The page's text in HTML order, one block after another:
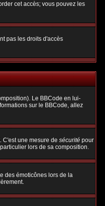
cet accès; vous pouvez les
pas les droits d'accès
Le BBCode en lui-
sur le BBCode, allez
C'est une mesure desécuritépour
lors de sa composition.
des émoticônes lors de la